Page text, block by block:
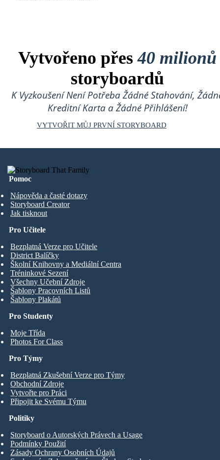
Vytvořeno přes40 milionů
storyboardů
K Vyzkoušení Není Potřeba Žádné Stahování,
Kreditní Karta a Žádné Přihlášení!
VYTVOŘIT MŮJ PRVNÍ STORYBOARD
Pomoc
Nápověda a časté dotazy
Storyboard Creator
Jak tisknout
Pro Studenty
Moje Třída
Photos For Class
Pro Učitele
Bezplatná Verze pro Učitele
District Balíčky
Školní Knihovny a Mediální Centra
Tréninkové Sezení
Všechny Učební Zdroje
Šablony Pracovních Listů
Šablony Plakátů
Pro Týmy
Bezplatná Zkušební Verze pro Týmy
Obchodní Zdroje
Vytvořte pro Práci
Připojit ke Svému Týmu
Politiky
Storyboard o Autorských Právech a Usage
Podmínky Použití
Zásady Ochrany Osobních Údajů